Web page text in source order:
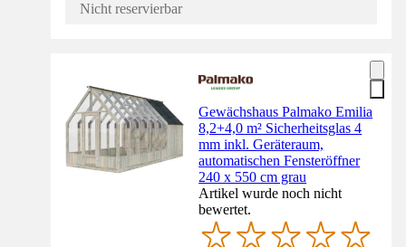
Nicht reservierbar
Gewächshaus Palmako Emilia
8,2+4,0 m² Sicherheitsglas 4
mm inkl. Geräteraum,
automatischen Fensteröffner
240 x 550 cm grau
Artikel wurde noch nicht
bewertet.